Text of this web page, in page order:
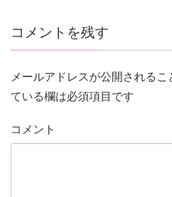
コメントを残す
メールアドレスが公開されるこ
ている欄は必須項目です
コメント